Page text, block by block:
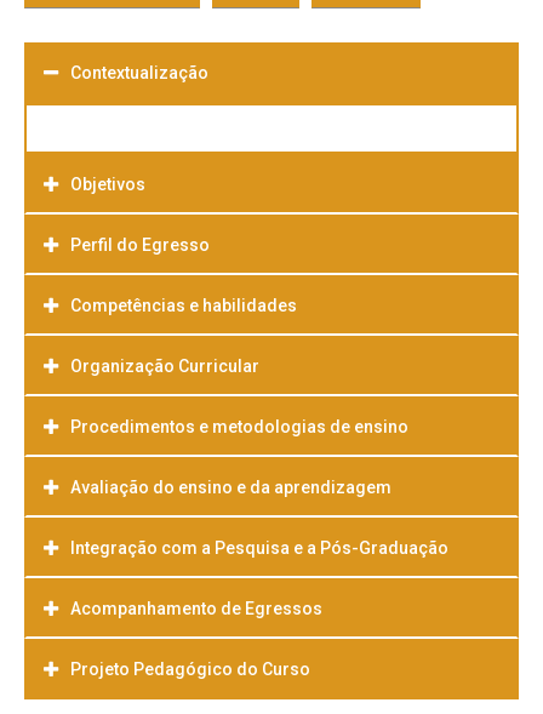
Contextualização
Objetivos
Perfil do Egresso
Competências e habilidades
Organização Curricular
Procedimentos e metodologias de ensino
Avaliação do ensino e da aprendizagem
Integração com a Pesquisa e a Pós-Graduação
Acompanhamento de Egressos
Projeto Pedagógico do Curso